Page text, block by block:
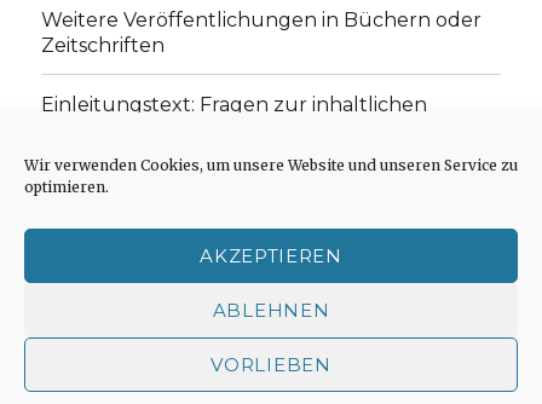
Wir verwenden Cookies, um unsere Website und unseren Service zu
optimieren.
AKZEPTIEREN
ABLEHNEN
VORLIEBEN
Weitere Veröffentlichungen in Büchern oder
Zeitschriften
Einleitungstext: Fragen zur inhaltlichen
„schwachen Glaubens“
Cookie-Richtlinie (EU)
Impressum